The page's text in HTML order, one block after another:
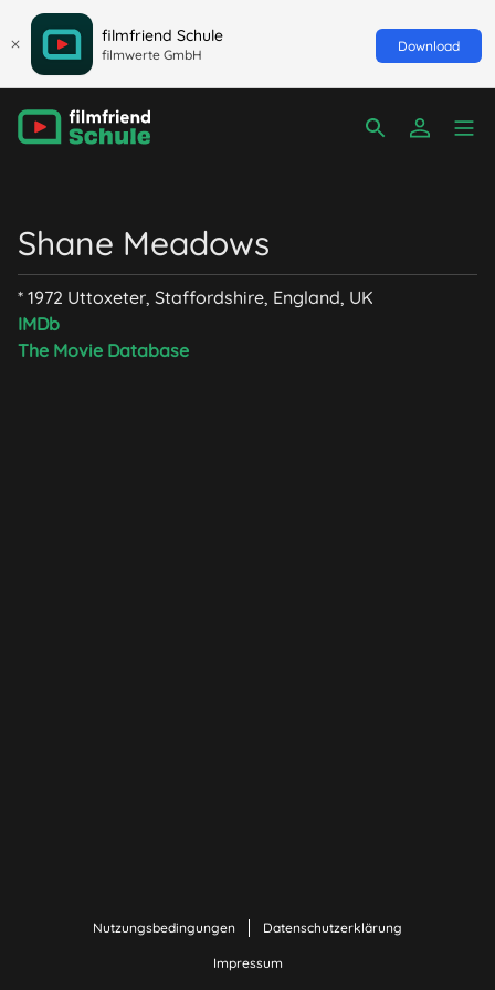
filmfriend Schule
filmwerte GmbH
Download
Shane Meadows
* 1972 Uttoxeter, Staffordshire, England, UK
IMDb
The Movie Database
Nutzungsbedingungen Datenschutzerklärung
Impressum